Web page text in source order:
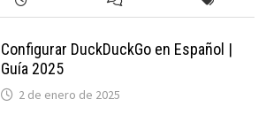
Configurar DuckDuckGo en Español |
Guía 2025
2 de enero de 2025